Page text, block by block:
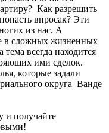
Как разрешить
впросак? Эти
из нас. А
в сложных жизненных
всегда находится
ими сделок.
которые задали
округа Ванде
и получайте